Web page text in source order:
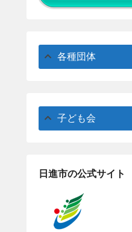
各種団体
子ども会
日進市の公式サイト